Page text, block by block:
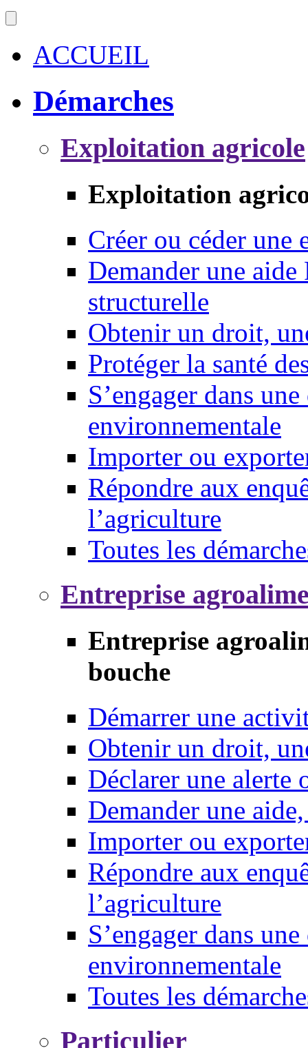
ACCUEIL
Démarches
Exploitation agricole
Exploitation
Créer ou céder une
Demander une
structurelle
Obtenir un droit,
Protéger la santé
S’engager dans
environnementale
Importer ou
Répondre aux
l’agriculture
Toutes les
Entreprise
Entreprise
bouche
Démarrer une
Obtenir un droit,
Déclarer une alerte
Demander une
Importer ou
Répondre aux
l’agriculture
S’engager dans
environnementale
Toutes les
Particulier